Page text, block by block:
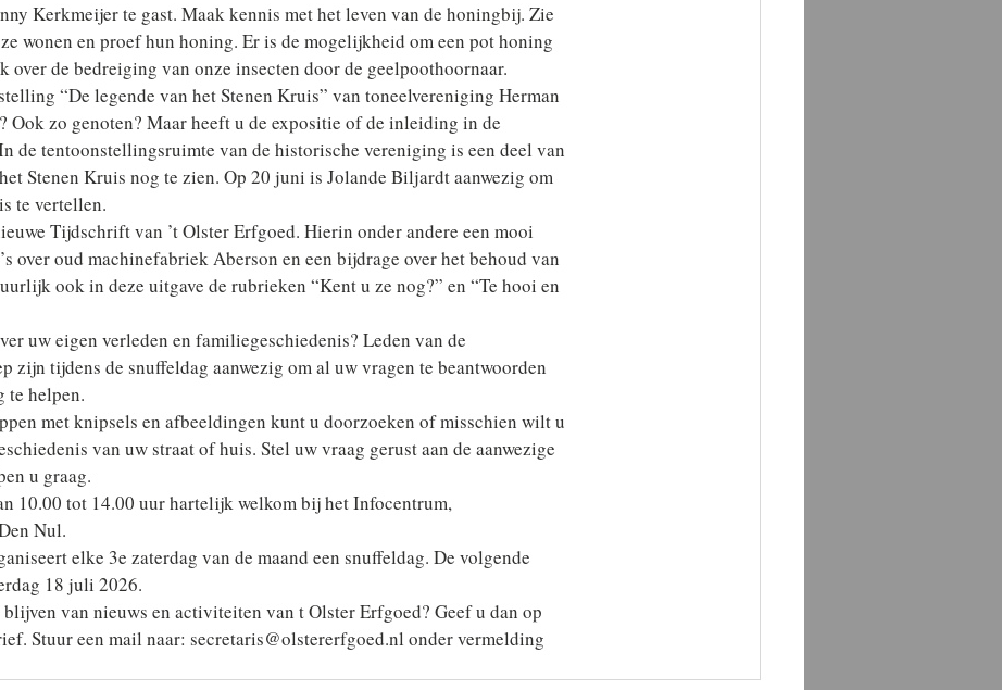
Kerkmeijer te gast. Maak kennis met het leven van de honingbij. Zie
wonen en proef hun honing. Er is de mogelijkheid om een pot honing
over de bedreiging van onze insecten door de geelpoothoornaar.
“De legende van het Stenen Kruis” van toneelvereniging Herman
Ook zo genoten? Maar heeft u de expositie of de inleiding in de
de tentoonstellingsruimte van de historische vereniging is een deel van
Stenen Kruis nog te zien. Op 20 juni is Jolande Biljardt aanwezig om
te vertellen.
Tijdschrift van ’t Olster Erfgoed. Hierin onder andere een mooi
over oud machinefabriek Aberson en een bijdrage over het behoud van
ook in deze uitgave de rubrieken “Kent u ze nog?” en “Te hooi en
uw eigen verleden en familiegeschiedenis? Leden van de
zijn tijdens de snuffeldag aanwezig om al uw vragen te beantwoorden
te helpen.
met knipsels en afbeeldingen kunt u doorzoeken of misschien wilt u
van uw straat of huis. Stel uw vraag gerust aan de aanwezige
u graag.
10.00 tot 14.00 uur hartelijk welkom bij het Infocentrum,
Nul.
elke 3e zaterdag van de maand een snuffeldag. De volgende
18 juli 2026.
van nieuws en activiteiten van t Olster Erfgoed? Geef u dan op
Stuur een mail naar: secretaris@olstererfgoed.nl onder vermelding